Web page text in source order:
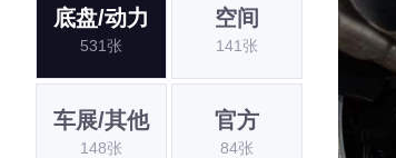
底盘/动力
531张
空间
141张
车展/其他
148张
官方
84张